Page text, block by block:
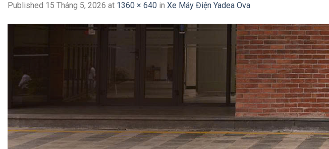
Published 15 Tháng 5, 2026 at 1360 × 640 in Xe Máy Điện Yadea Ova